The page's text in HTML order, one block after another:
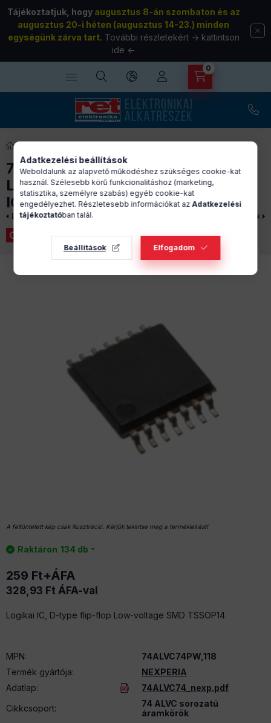
Tájékoztatjuk, hogy augusztus 8-án szombaton és az
augusztus 20-i héten (augusztus 14-23.) minden
egységünk zárva tart. További részletekért -> kattintson
ide <-
0
74ALVC74PW,118 - D-type flip-flop
Low-voltage SMD TSSOP14 logikai
IC - NEXPERIA
Előző termék Következő termék
Cikkszám:43-06-46
A feltüntetett kép csak illusztráció. Kérjük tekintse meg a termékleírást!
Raktáron 134 db
259 Ft+ÁFA
328,93 Ft ÁFA-val
Logikai IC, D-type flip-flop Low-voltage SMD TSSOP14
MPN:
74ALVC74PW,118
Termék gyártója:
NEXPERIA
Adatlap:
74ALVC74_nexp.pdf
Cikkcsoport:
74 ALVC sorozatú
áramkörök
Adatkezelési beállítások
Weboldalunk az alapvető működéshez szükséges cookie-kat
használ. Szélesebb körű funkcionalitáshoz (marketing,
statisztika, személyre szabás) egyéb cookie-kat
engedélyezhet. Részletesebb információkat azAdatkezelési
tájékoztatóban talál.
Beállítások Elfogadom